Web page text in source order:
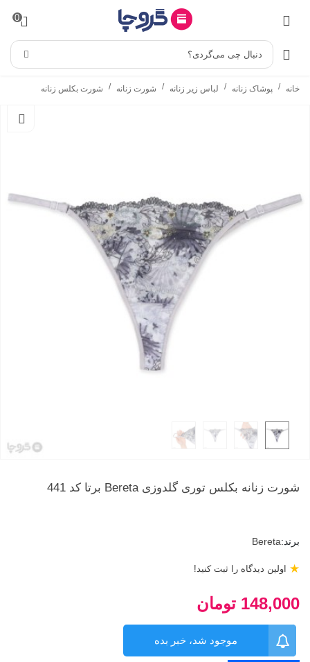
0
دنبال چی می‌گردی؟
خانه / پوشاک زنانه / لباس زیر زنانه / شورت زنانه / شورت بکلس زنانه
شورت زنانه بکلس توری گلدوزی Bereta برتا کد 441
برند:Bereta
اولین دیدگاه را ثبت کنید! ★
148,000 تومان
موجود شد، خبر بده